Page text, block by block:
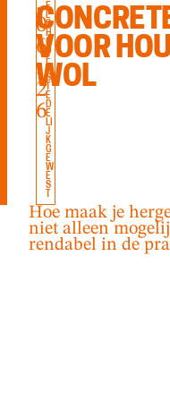
0
6
.
2
6
E
L
S
H
O
O
F
D
S
T
E
D
E
LI
J
K
G
E
W
E
S
VOOR
WOL
Hoe maak je
niet alleen
rendabel in de